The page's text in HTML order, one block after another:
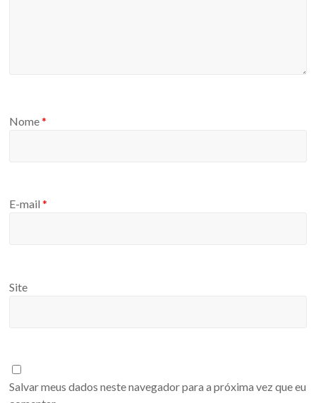
Nome*
E-mail*
Site
Salvar meus dados neste navegador para a próxima vez que eu